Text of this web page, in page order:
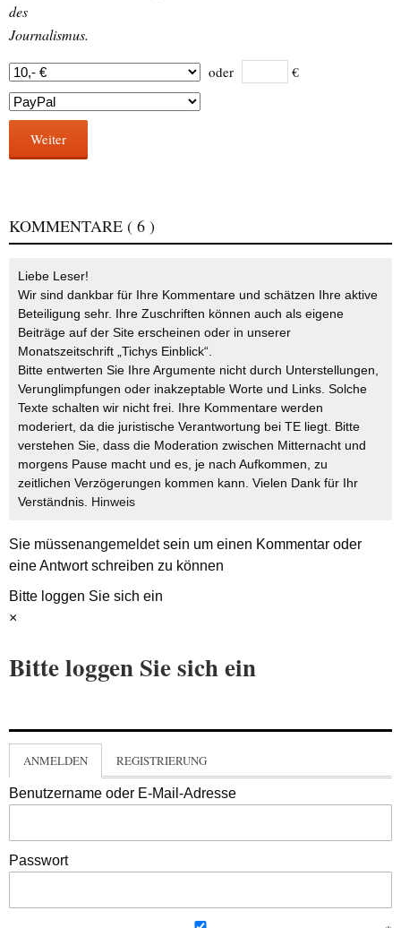
des
Journalismus.
oder €
Weiter
KOMMENTARE ( 6 )
Liebe Leser!
Wir sind dankbar für Ihre Kommentare und schätzen Ihre aktive
Beteiligung sehr. Ihre Zuschriften können auch als eigene
Beiträge auf der Site erscheinen oder in unserer
Monatszeitschrift „Tichys Einblick“.
Bitte entwerten Sie Ihre Argumente nicht durch Unterstellungen,
Verunglimpfungen oder inakzeptable Worte und Links. Solche
Texte schalten wir nicht frei. Ihre Kommentare werden
moderiert, da die juristische Verantwortung bei TE liegt. Bitte
verstehen Sie, dass die Moderation zwischen Mitternacht und
morgens Pause macht und es, je nach Aufkommen, zu
zeitlichen Verzögerungen kommen kann. Vielen Dank für Ihr
Verständnis. Hinweis
Sie müssenangemeldetsein um einen Kommentar oder
eine Antwort schreiben zu können
Bitte loggen Sie sich ein
×
Bitte loggen Sie sich ein
ANMELDEN REGISTRIERUNG
Benutzername oder E-Mail-Adresse
Passwort